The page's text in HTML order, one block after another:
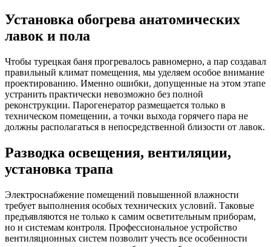
Установка обогрева анатомических
лавок и пола
Чтобы турецкая баня прогревалось равномерно, а пар создавал
правильный климат помещения, мы уделяем особое внимание
проектированию. Именно ошибки, допущенные на этом этапе
устранить практически невозможно без полной
реконструкции. Парогенератор размещается только в
техническом помещении, а точки выхода горячего пара не
должны располагаться в непосредственной близости от лавок.
Разводка освещения, вентиляции,
установка трапа
Электроснабжение помещений повышенной влажности
требует выполнения особых технических условий. Таковые
предъявляются не только к самим осветительным приборам,
но и системам контроля. Профессиональное устройство
вентиляционных систем позволит учесть все особенности